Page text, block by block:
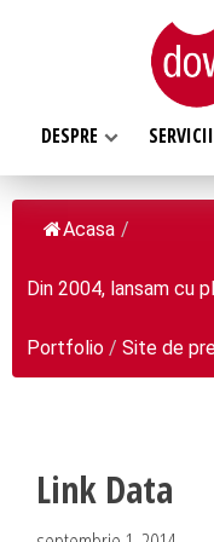
DESPRE SERVICII
DESPRE NOI
Despre noi
Clientii nostri
SERVICII WEB
Web design
Web Hosting, Gazduire
Inregistrari, Rezervari
Acasa /
Din 2004, lansam cu
Portfolio / Site de
Link Data